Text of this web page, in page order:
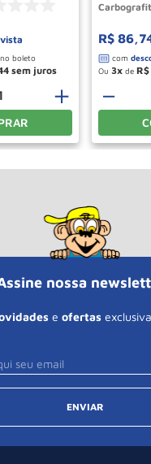
＋
R$ 86,
Ou 3 de R$
－
nossa
e ofertas
ENVIAR